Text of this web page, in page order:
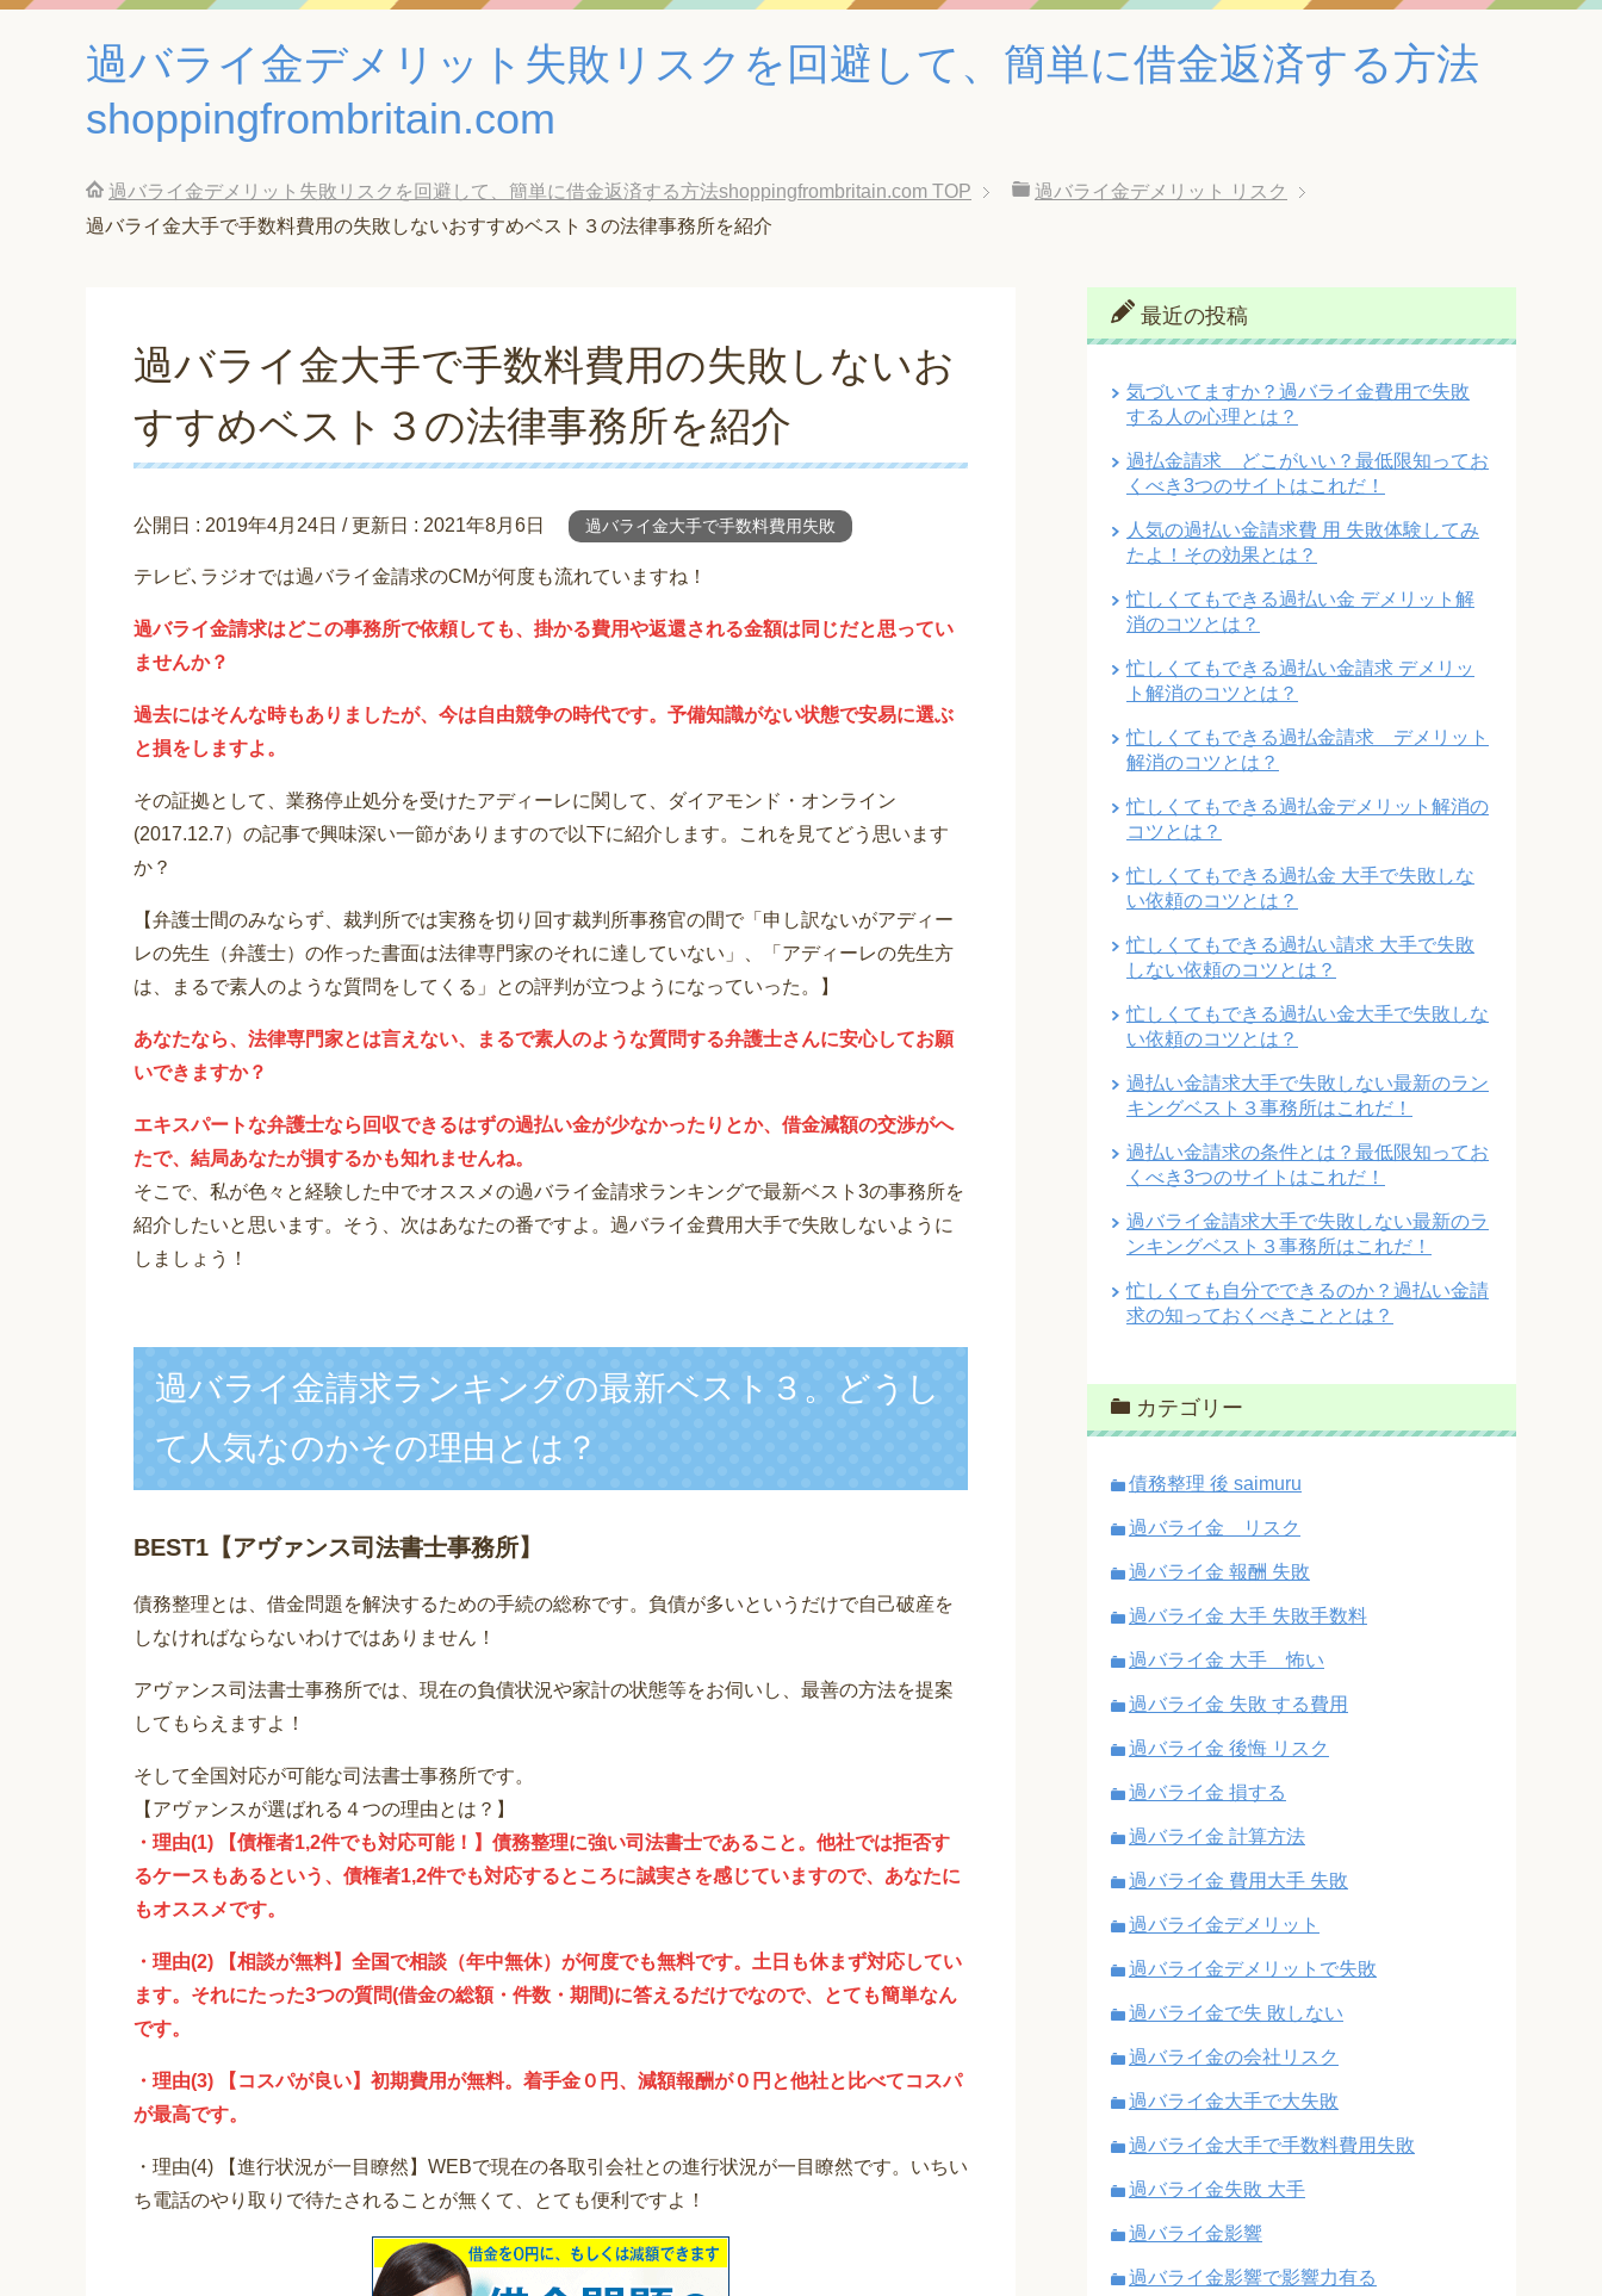
過バライ金デメリット失敗リスクを回避して、簡単に借金返済する方法
shoppingfrombritain.com
過バライ金デメリット失敗リスクを回避して、簡単に借金返済する方法shoppingfrombritain.com TOP
過バライ金デメリット リスク
過バライ金大手で手数料費用の失敗しないおすすめベスト３の法律事務所を紹介
過バライ金大手で手数料費用の失敗しないお
すすめベスト３の法律事務所を紹介
公開日 : 2019年4月24日 / 更新日 : 2021年8月6日 過バライ金大手で手数料費用失敗
テレビ､ラジオでは過バライ金請求のCMが何度も流れていますね！
過バライ金請求はどこの事務所で依頼しても、掛かる費用や返還される金額は同じだと思ってい
ませんか？
過去にはそんな時もありましたが、今は自由競争の時代です。予備知識がない状態で安易に選ぶ
と損をしますよ。
その証拠として、業務停止処分を受けたアディーレに関して、ダイアモンド・オンライン
(2017.12.7）の記事で興味深い一節がありますので以下に紹介します。これを見てどう思います
か？
【弁護士間のみならず、裁判所では実務を切り回す裁判所事務官の間で「申し訳ないがアディー
レの先生（弁護士）の作った書面は法律専門家のそれに達していない」、「アディーレの先生方
は、まるで素人のような質問をしてくる」との評判が立つようになっていった。】
あなたなら、法律専門家とは言えない、まるで素人のような質問する弁護士さんに安心してお願
いできますか？
エキスパートな弁護士なら回収できるはずの過払い金が少なかったりとか、借金減額の交渉がへ
たで、結局あなたが損するかも知れませんね。
そこで、私が色々と経験した中でオススメの過バライ金請求ランキングで最新ベスト3の事務所を
紹介したいと思います。 そう、次はあなたの番ですよ。過バライ金費用大手で失敗しないように
しましょう！
過バライ金請求ランキングの最新ベスト３。どうし
て人気なのかその理由とは？
BEST1 【アヴァンス司法書士事務所】
債務整理とは、借金問題を解決するための手続の総称です。負債が多いというだけで自己破産を
しなければならないわけではありません！
アヴァンス司法書士事務所では、現在の負債状況や家計の状態等をお伺いし、最善の方法を提案
してもらえますよ！
そして全国対応が可能な司法書士事務所です。
【アヴァンスが選ばれる４つの理由とは？】
・理由(1) 【債権者1,2件でも対応可能！】債務整理に強い司法書士であること。他社では拒否す
るケースもあるという、債権者1,2件でも対応するところに誠実さを感じていますので、あなたに
もオススメです。
・理由(2) 【相談が無料】全国で相談（年中無休）が何度でも無料です。 土日も休まず対応してい
ます。それにたった3つの質問(借金の総額・件数・期間)に答えるだけでなので、とても簡単なん
です。
・理由(3) 【コスパが良い】初期費用が無料。着手金０円、減額報酬が０円と他社と比べてコスパ
が最高です。
・理由(4) 【進行状況が一目瞭然】WEBで現在の各取引会社との進行状況が一目瞭然です。いちい
ち電話のやり取りで待たされることが無くて、とても便利ですよ！
最近の投稿
気づいてますか？過バライ金費用で失敗
する人の心理とは？
過払金請求 どこがいい？最低限知ってお
くべき3つのサイトはこれだ！
人気の過払い金請求費 用 失敗体験してみ
たよ！その効果とは？
忙しくてもできる過払い金 デメリット解
消のコツとは？
忙しくてもできる過払い金請求 デメリッ
ト解消のコツとは？
忙しくてもできる過払金請求 デメリット
解消のコツとは？
忙しくてもできる過払金デメリット解消の
コツとは？
忙しくてもできる過払金 大手で失敗しな
い依頼のコツとは？
忙しくてもできる過払い請求 大手で失敗
しない依頼のコツとは？
忙しくてもできる過払い金大手で失敗しな
い依頼のコツとは？
過払い金請求大手で失敗しない最新のラン
キングベスト３事務所はこれだ！
過払い金請求の条件とは？最低限知ってお
くべき3つのサイトはこれだ！
過バライ金請求大手で失敗しない最新のラ
ンキングベスト３事務所はこれだ！
忙しくても自分でできるのか？過払い金請
求の知っておくべきこととは？
カテゴリー
債務整理 後 saimuru
過バライ金 リスク
過バライ金 報酬 失敗
過バライ金 大手 失敗手数料
過バライ金 大手 怖い
過バライ金 失敗 する費用
過バライ金 後悔 リスク
過バライ金 損する
過バライ金 計算方法
過バライ金 費用大手 失敗
過バライ金デメリット
過バライ金デメリットで失敗
過バライ金で失 敗しない
過バライ金の会社リスク
過バライ金大手で大失敗
過バライ金大手で手数料費用失敗
過バライ金失敗 大手
過バライ金影響
過バライ金影響で影響力有る